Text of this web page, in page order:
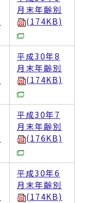
月末年齢別
(174KB)
平成30年8
月末年齢別
(174KB)
平成30年7
月末年齢別
(176KB)
平成30年6
月末年齢別
(174KB)